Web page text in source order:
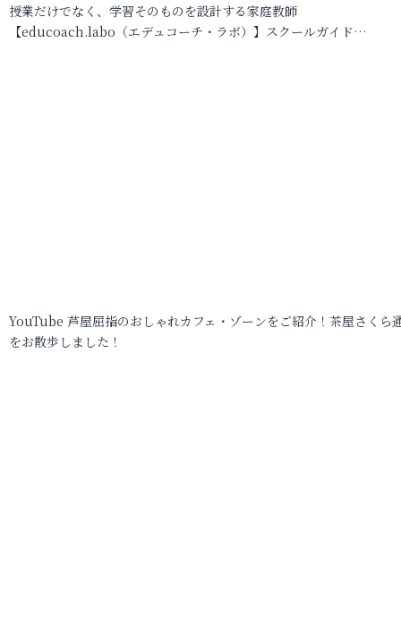
授業だけでなく、学習そのものを設計する家庭教師
【educoach.labo（エデュコーチ・ラボ）】スクールガイド…
YouTube 芦屋屈指のおしゃれカフェ・ゾーンをご紹介！茶屋さくら
をお散歩しました！